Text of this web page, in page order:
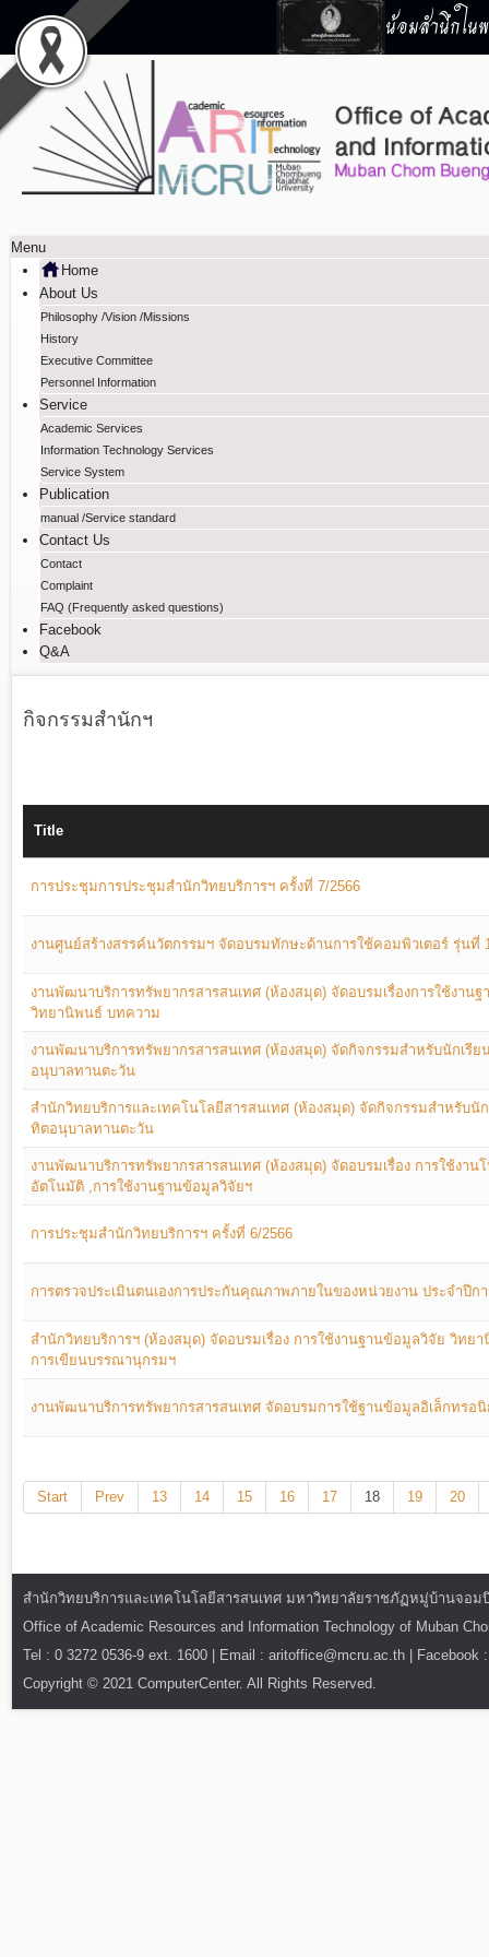
น้อมสำนึกใน
Menu
Home
About Us
Philosophy /Vision /Missions
History
Executive Committee
Personnel Information
Service
Academic Services
Information Technology Services
Service System
Publication
manual /Service standard
Contact Us
Contact
Complaint
FAQ (Frequently asked questions)
Facebook
Q&A
กิจกรรมสำนักฯ
Title
การประชุมการประชุมสำนักวิทยบริการฯ ครั้งที่ 7/2566
งานศูนย์สร้างสรรค์นวัตกรรมฯ จัดอบรมทักษะด้านการใช้คอมพิวเตอร์ รุ่นที่
งานพัฒนาบริการทรัพยากรสารสนเทศ (ห้องสมุด) จัดอบรมเรื่องการใช้งาน
วิทยานิพนธ์ บทความ
งานพัฒนาบริการทรัพยากรสารสนเทศ (ห้องสมุด) จัดกิจกรรมสำหรับนักเรีย
อนุบาลทานตะวัน
สำนักวิทยบริการและเทคโนโลยีสารสนเทศ (ห้องสมุด) จัดกิจกรรมสำหรับนัก
ทิตอนุบาลทานตะวัน
งานพัฒนาบริการทรัพยากรสารสนเทศ (ห้องสมุด) จัดอบรมเรื่อง การใช้งาน
อัตโนมัติ ,การใช้งานฐานข้อมูลวิจัยฯ
การประชุมสำนักวิทยบริการฯ ครั้งที่ 6/2566
การตรวจประเมินตนเองการประกันคุณภาพภายในของหน่วยงาน ประจำปีก
สำนักวิทยบริการฯ (ห้องสมุด) จัดอบรมเรื่อง การใช้งานฐานข้อมูลวิจัย วิทย
การเขียนบรรณานุกรมฯ
งานพัฒนาบริการทรัพยากรสารสนเทศ จัดอบรมการใช้ฐานข้อมูลอิเล็กทรอนิ
Start Prev 13 14 15 16 17 18 19 20
สำนักวิทยบริการและเทคโนโลยีสารสนเทศ มหาวิทยาลัยราชภัฏหมู่บ้านจอ
Office of Academic Resources and Information Technology of Muban
Tel : 0 3272 0536-9 ext. 1600 | Email : aritoffice@mcru.ac.th | Facebook
Copyright © 2021 ComputerCenter. All Rights Reserved.